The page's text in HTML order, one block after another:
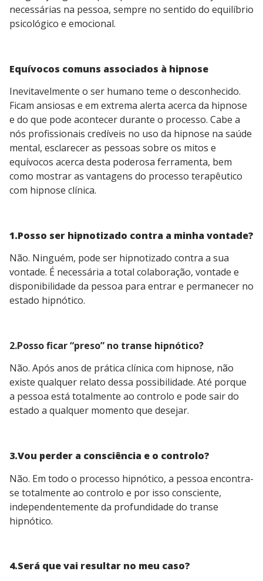
necessárias na pessoa, sempre no sentido do equilíbrio
psicológico e emocional.
Equívocos comuns associados à hipnose
Inevitavelmente o ser humano teme o desconhecido.
Ficam ansiosas e em extrema alerta acerca da hipnose
e do que pode acontecer durante o processo. Cabe a
nós profissionais credíveis no uso da hipnose na saúde
mental, esclarecer as pessoas sobre os mitos e
equívocos acerca desta poderosa ferramenta, bem
como mostrar as vantagens do processo terapêutico
com hipnose clínica.
1.Posso ser hipnotizado contra a minha vontade?
Não. Ninguém, pode ser hipnotizado contra a sua
vontade. É necessária a total colaboração, vontade e
disponibilidade da pessoa para entrar e permanecer no
estado hipnótico.
2.Posso ficar “preso” no transe hipnótico?
Não. Após anos de prática clínica com hipnose, não
existe qualquer relato dessa possibilidade. Até porque
a pessoa está totalmente ao controlo e pode sair do
estado a qualquer momento que desejar.
3.Vou perder a consciência e o controlo?
Não. Em todo o processo hipnótico, a pessoa encontra-
se totalmente ao controlo e por isso consciente,
independentemente da profundidade do transe
hipnótico.
4.Será que vai resultar no meu caso?